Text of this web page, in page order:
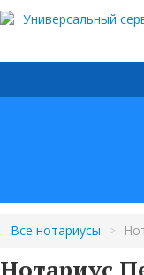
Все нотариусы >
Нотариус